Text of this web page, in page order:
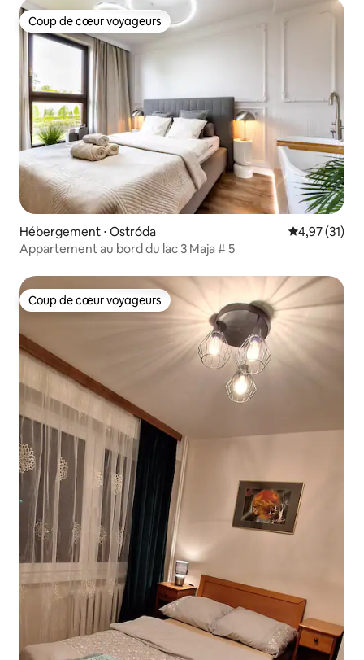
Coup de cœur voyageurs
Coup de cœur voyageurs
Hébergement ⋅ Ostróda Évaluation
4,97 (31)
Appartement au bord du lac 3 Maja # 5
Coup de cœur voyageurs
Coup de cœur voyageurs